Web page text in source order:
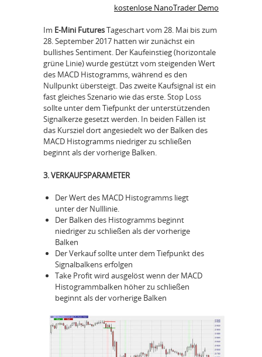
kostenlose NanoTrader Demo
Im E-Mini FuturesTageschart vom 28. Mai bis zum
28. September 2017 hatten wir zunächst ein
bullishes Sentiment. Der Kaufeinstieg (horizontale
grüne Linie) wurde gestützt vom steigenden Wert
des MACD Histogramms, während es den
Nullpunkt übersteigt. Das zweite Kaufsignal ist ein
fast gleiches Szenario wie das erste. Stop Loss
sollte unter dem Tiefpunkt der unterstützenden
Signalkerze gesetzt werden. In beiden Fällen ist
das Kursziel dort angesiedelt wo der Balken des
MACD Histogramms niedriger zu schließen
beginnt als der vorherige Balken.
3. VERKAUFSPARAMETER
Der Wert des MACD Histogramms liegt
unter der Nulllinie.
Der Balken des Histogramms beginnt
niedriger zu schließen als der vorherige
Balken
Der Verkauf sollte unter dem Tiefpunkt des
Signalbalkens erfolgen
Take Profit wird ausgelöst wenn der MACD
Histogrammbalken höher zu schließen
beginnt als der vorherige Balken